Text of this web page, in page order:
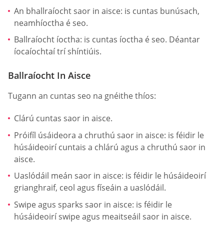
An bhallraíocht saor in aisce: is cuntas bunúsach,
neamhíoctha é seo.
Ballraíocht íoctha: is cuntas íoctha é seo. Déantar
íocaíochtaí trí shíntiúis.
Ballraíocht In Aisce
Tugann an cuntas seo na gnéithe thíos:
Clárú cuntas saor in aisce.
Próifíl úsáideora a chruthú saor in aisce: is féidir le
húsáideoirí cuntais a chlárú agus a chruthú saor in
aisce.
Uaslódáil meán saor in aisce: is féidir le húsáideoirí
grianghraif, ceol agus físeáin a uaslódáil.
Swipe agus sparks saor in aisce: is féidir le
húsáideoirí swipe agus meaitseáil saor in aisce.